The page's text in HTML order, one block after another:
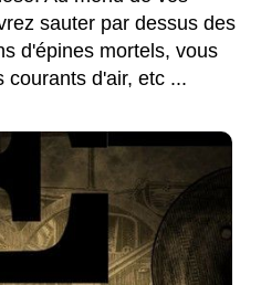
sauter par dessus des
d'épines mortels, vous
courants d'air, etc ...